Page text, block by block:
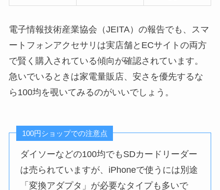
電子情報技術産業協会（JEITA）の報告でも、スマ
ートフォンアクセサリは実店舗とECサイトの両方
で賢く購入されている傾向が確認されています。
急いでいるときは家電量販店、安さを優先するな
ら100均を覗いてみるのがいいでしょう。
100円ショップでの注意点
ダイソーなどの100均でもSDカードリーダー
は売られていますが、iPhoneで使うには別途
「変換アダプタ」が必要なタイプも多いで